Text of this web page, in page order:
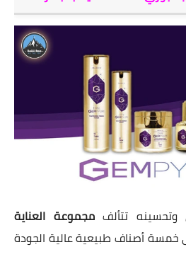
وتحسينه تتألفمجموعة العناية
خمسة أصناف طبيعية عالية الجودة